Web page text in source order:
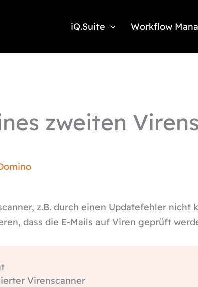
iQ.Suite Workflow
zweiten
z.B. durch einen Updatefehler
dass die E-Mails auf Viren geprüft
Virenscanner